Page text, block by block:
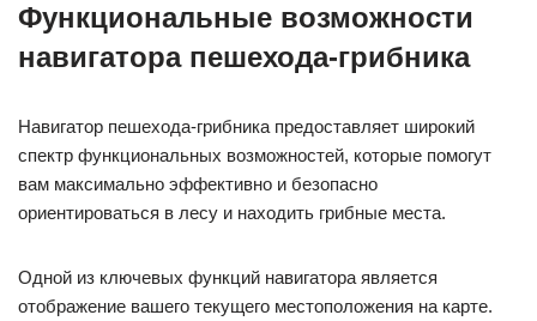
Функциональные возможности
навигатора пешехода-грибника
Навигатор пешехода-грибника предоставляет широкий
спектр функциональных возможностей, которые помогут
вам максимально эффективно и безопасно
ориентироваться в лесу и находить грибные места.
Одной из ключевых функций навигатора является
отображение вашего текущего местоположения на карте.